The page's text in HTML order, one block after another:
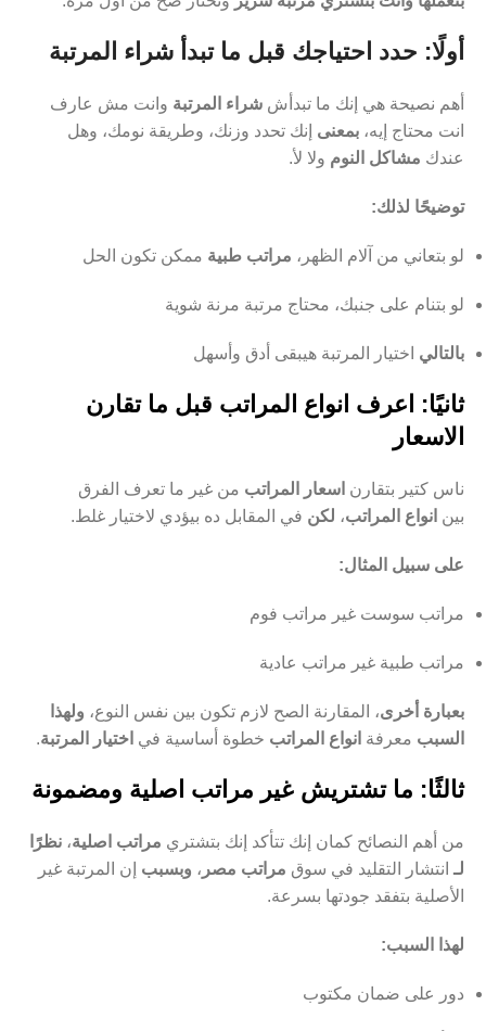
أولًا: حدد احتياجك قبل ما تبدأ شراء المرتبة
أهم نصيحة هي إنك ما تبدأش شراء المرتبة وانت مش عارف
انت محتاج إيه، بمعنى إنك تحدد وزنك، وطريقة نومك، وهل
عندك مشاكل النوم ولا لأ.
توضيحًا لذلك:
لو بتعاني من آلام الظهر، مراتب طبية ممكن تكون الحل
لو بتنام على جنبك، محتاج مرتبة مرنة شوية
بالتالي اختيار المرتبة هيبقى أدق وأسهل
ثانيًا: اعرف انواع المراتب قبل ما تقارن
الاسعار
ناس كتير بتقارن اسعار المراتب من غير ما تعرف الفرق
بين انواع المراتب، لكن في المقابل ده بيؤدي لاختيار غلط.
على سبيل المثال:
مراتب سوست غير مراتب فوم
مراتب طبية غير مراتب عادية
بعبارة أخرى، المقارنة الصح لازم تكون بين نفس النوع، ولهذا
السبب معرفة انواع المراتب خطوة أساسية في اختيار المرتبة.
ثالثًا: ما تشتريش غير مراتب اصلية ومضمونة
من أهم النصائح كمان إنك تتأكد إنك بتشتري مراتب اصلية، نظرًا
لـ انتشار التقليد في سوق مراتب مصر ، وبسبب إن المرتبة غير
الأصلية بتفقد جودتها بسرعة.
لهذا السبب:
دور على ضمان مكتوب